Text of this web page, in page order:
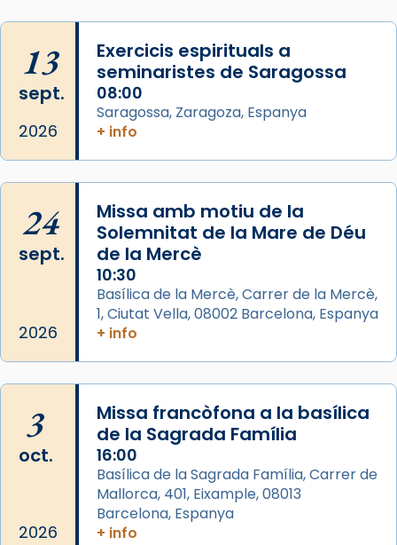
L’arquebisbe de Barcelona, el cardenal Joan
Josep Omella, ha presidit la missa i l’ha
concelebrat el bisbe auxiliar de Barcelona,
Mons. David Abadías.
📸 Dr. G. Simón
Arquebisbat de Barcelona
2 weeks ago
Memòria de les santes Juliana i
Semproniana, verges i màrtirs.
Acompanyant la història de sant Cugat, a
partir de l’Edat Mitjana sorgeix la tradició
que les santes Juliana (“relatiu a Júlia”) i
Semproniana (“relatiu a Semprònia =
eterna”) són deixebles seves. I l’any 1667, el
frare Joan Gaspar Roig, afirma en una obra
que les santes són filles de l’antiga Iluro.
Mataró en reivindicarà les relíq
Foto
13
sept.
2026
Exercicis espirituals a
seminaristes de Saragossa
08:00
Saragossa, Zaragoza, Espanya
+ info
24
sept.
2026
Missa amb motiu de la
Solemnitat de la Mare de Déu
de la Mercè
10:30
Basílica de la Mercè, Carrer de la Mercè,
1, Ciutat Vella, 08002 Barcelona, Espanya
+ info
3
oct.
2026
Missa francòfona a la basílica
de la Sagrada Família
16:00
Basílica de la Sagrada Família, Carrer de
Mallorca, 401, Eixample, 08013
Barcelona, Espanya
+ info